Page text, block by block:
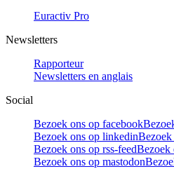
Euractiv Pro
Newsletters
Rapporteur
Newsletters en anglais
Social
Bezoek ons op facebook
Bezoek ons op linkedin
Bezoek ons op rss-feedBezoek
Bezoek ons op mastodon